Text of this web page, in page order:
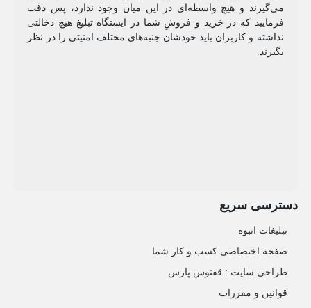
می‌گیرند و هیچ واسطه‌ای در این میان وجود ندارد، پس دقت
فرمایید که در خرید و فروشِ شما در ایستگاه تبلیغ هیچ دخالتی
نداشته و کاربران باید خودشان جنبه‌های مختلف امنیتی را در نظر
بگیرند.
دسترسی سریع
تبلیغات انبوه
صفحه اختصاصی کسب و کار شما
طراحی سایت :‌ ققنوس پارس
قوانین و مقررات